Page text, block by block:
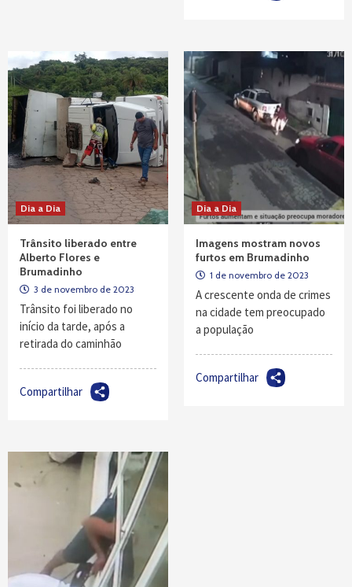
Dia a Dia
Trânsito liberado entre
Alberto Flores e
Brumadinho
3 de novembro de 2023
Trânsito foi liberado no
início da tarde, após a
retirada do caminhão
Compartilhar
Dia a Dia
Imagens mostram novos
furtos em Brumadinho
1 de novembro de 2023
A crescente onda de crimes
na cidade tem preocupado
a população
Compartilhar